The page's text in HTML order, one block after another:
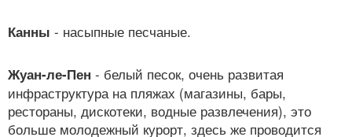
Канны - насыпные песчаные.
Жуан-ле-Пен - белый песок, очень развитая
инфраструктура на пляжах (магазины, бары,
рестораны, дискотеки, водные развлечения), это
больше молодежный курорт, здесь же проводится